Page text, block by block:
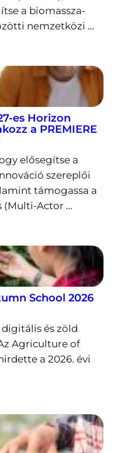
a biomassza-
nemzetközi …
es Horizon
a PREMIERE
elősegítse a
szereplői
támogassa a
(Multi-Actor …
School 2026
és zöld
Agriculture of
a 2026. évi